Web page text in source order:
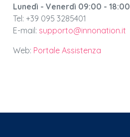
Lunedì - Venerdì 09:00 - 18:00
Tel: +39 095 3285401
E-mail: supporto@innonation.it
Web: Portale Assistenza